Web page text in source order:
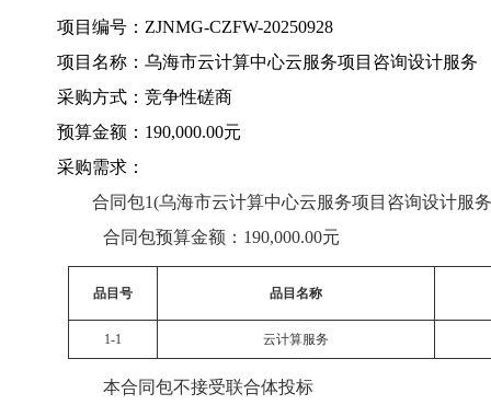
项目编号：ZJNMG-CZFW-20250928
项目名称：乌海市云计算中心云服务项目咨询设计服务
采购方式：竞争性磋商
预算金额：190,000.00元
采购需求：
合同包1(乌海市云计算中心云服务项目咨询设计服
合同包预算金额： 190,000.00元
品目号 品目名称
1-1 云计算服务
本合同包不接受联合体投标